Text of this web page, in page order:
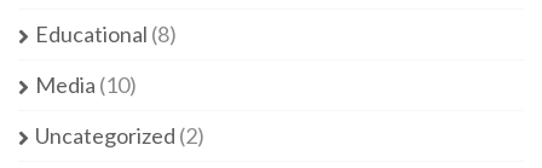
Educational (8)
Media (10)
Uncategorized (2)